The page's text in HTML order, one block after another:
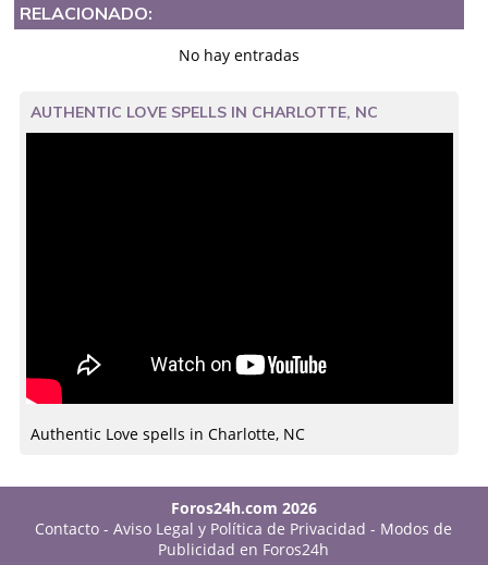
RELACIONADO:
No hay entradas
AUTHENTIC LOVE SPELLS IN CHARLOTTE, NC
Authentic Love spells in Charlotte, NC
Foros24h.com 2026
Contacto -Aviso Legal y Política de Privacidad - Modos de
Publicidad en Foros24h